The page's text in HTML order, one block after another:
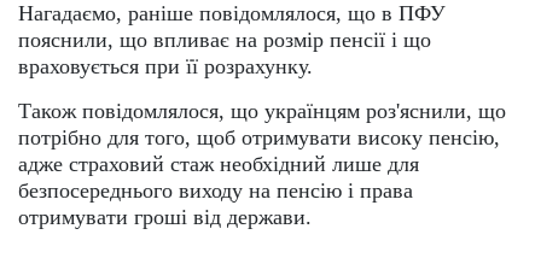
Нагадаємо, раніше повідомлялося, що в ПФУ
пояснили, що впливає на розмір пенсії і що
враховується при її розрахунку.
Також повідомлялося, що українцям роз'яснили, що
потрібно для того, щоб отримувати високу пенсію,
адже страховий стаж необхідний лише для
безпосереднього виходу на пенсію і права
отримувати гроші від держави.